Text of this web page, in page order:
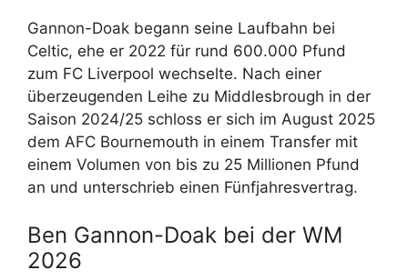
Gannon-Doak begann seine Laufbahn bei
Celtic, ehe er 2022 für rund 600.000 Pfund
zum FC Liverpool wechselte. Nach einer
überzeugenden Leihe zu Middlesbrough in der
Saison 2024/25 schloss er sich im August 2025
dem AFC Bournemouth in einem Transfer mit
einem Volumen von bis zu 25 Millionen Pfund
an und unterschrieb einen Fünfjahresvertrag.
Ben Gannon-Doak bei der WM
2026